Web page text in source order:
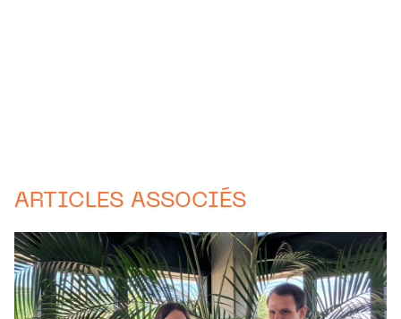
ARTICLES ASSOCIÉS